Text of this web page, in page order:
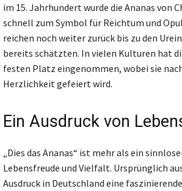
im 15. Jahrhundert wurde die Ananas von
schnell zum Symbol für Reichtum und
reichen noch weiter zurück bis zu den
bereits schätzten. In vielen Kulturen hat
festen Platz eingenommen, wobei sie
Herzlichkeit gefeiert wird.
Ein Ausdruck von
„Dies das Ananas“ ist mehr als ein
Lebensfreude und Vielfalt. Ursprünglich
Ausdruck in Deutschland eine